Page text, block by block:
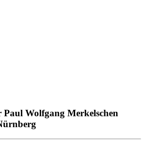
Wolfgang Merkelschen